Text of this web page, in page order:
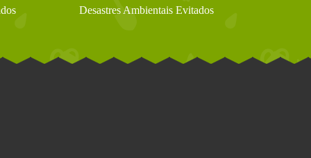
Desastres Ambientais Evitados